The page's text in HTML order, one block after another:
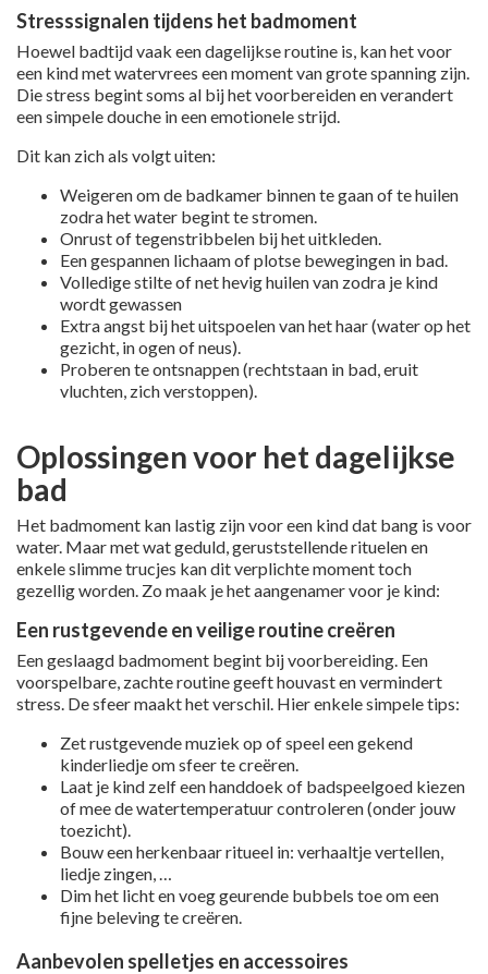
Stresssignalen tijdens het badmoment
Hoewel badtijd vaak een dagelijkse routine is, kan het voor
een kind met watervrees een moment van grote spanning zijn.
Die stress begint soms al bij het voorbereiden en verandert
een simpele douche in een emotionele strijd.
Dit kan zich als volgt uiten:
Weigeren om de badkamer binnen te gaan of te huilen
zodra het water begint te stromen.
Onrust of tegenstribbelen bij het uitkleden.
Een gespannen lichaam of plotse bewegingen in bad.
Volledige stilte of net hevig huilen van zodra je kind
wordt gewassen
Extra angst bij het uitspoelen van het haar (water op het
gezicht, in ogen of neus).
Proberen te ontsnappen (rechtstaan in bad, eruit
vluchten, zich verstoppen).
Oplossingen voor het dagelijkse
bad
Het badmoment kan lastig zijn voor een kind dat bang is voor
water. Maar met wat geduld, geruststellende rituelen en
enkele slimme trucjes kan dit verplichte moment toch
gezellig worden. Zo maak je het aangenamer voor je kind:
Een rustgevende en veilige routine creëren
Een geslaagd badmoment begint bij voorbereiding. Een
voorspelbare, zachte routine geeft houvast en vermindert
stress. De sfeer maakt het verschil. Hier enkele simpele tips:
Zet rustgevende muziek op of speel een gekend
kinderliedje om sfeer te creëren.
Laat je kind zelf een handdoek of badspeelgoed kiezen
of mee de watertemperatuur controleren (onder jouw
toezicht).
Bouw een herkenbaar ritueel in: verhaaltje vertellen,
liedje zingen, …
Dim het licht en voeg geurende bubbels toe om een
fijne beleving te creëren.
Aanbevolen spelletjes en accessoires